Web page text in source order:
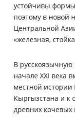
устойчивы
поэтому в новой
Центральной
«железная,
В
начале XXI века
местной истории
Кыргызстана и к
древних кочевых